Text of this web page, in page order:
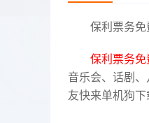
保利票务
保利票务免
音乐会、话剧
友快来单机狗下